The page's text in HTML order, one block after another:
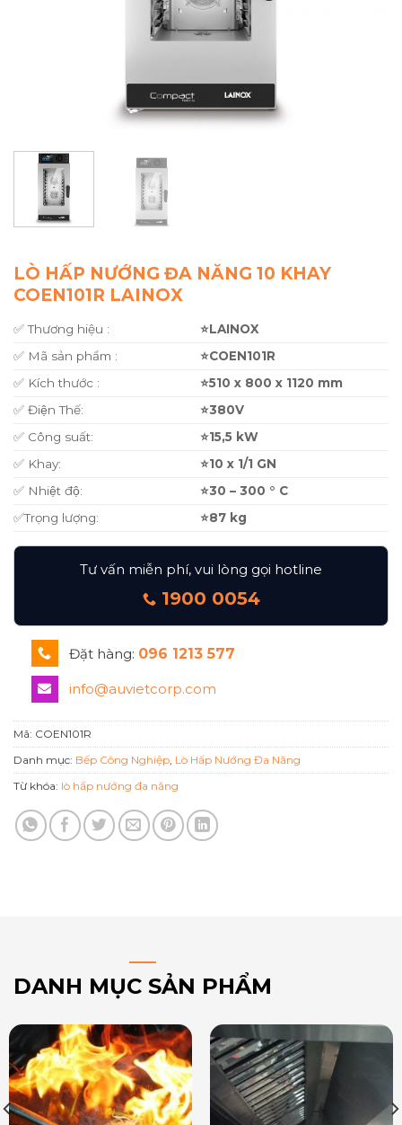
LÒ HẤP NƯỚNG ĐA NĂNG 10 KHAY
COEN101R LAINOX
✅ Thương hiệu :
⭐LAINOX
✅ Mã sản phẩm :
⭐COEN101R
✅ Kích thước :
⭐510 x 800 x 1120 mm
✅ Điện Thế:
⭐380V
✅ Công suất:
⭐15,5 kW
✅ Khay:
⭐10 x 1/1 GN
✅ Nhiệt độ:
⭐30 – 300 ° C
✅Trọng lượng:
⭐87 kg
Tư vấn miễn phí, vui lòng gọi hotline
1900 0054
Đặt hàng: 096 1213 577
info@auvietcorp.com
Mã: COEN101R
Danh mục: Bếp Công Nghiệp Lò Hấp Nướng Đa Năng
Từ khóa: lò hấp nướng đa năng
DANH MỤC SẢN PHẨM